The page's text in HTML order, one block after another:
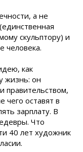
а не
скульптору) и
человека.
как
жизнь: он
правительством,
чего оставят в
зарплату. В
Что
40 лет художник